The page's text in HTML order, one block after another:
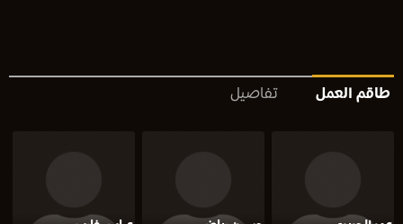
طاقم العمل تفاصيل